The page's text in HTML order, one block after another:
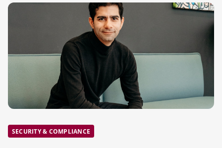
SECURITY & COMPLIANCE